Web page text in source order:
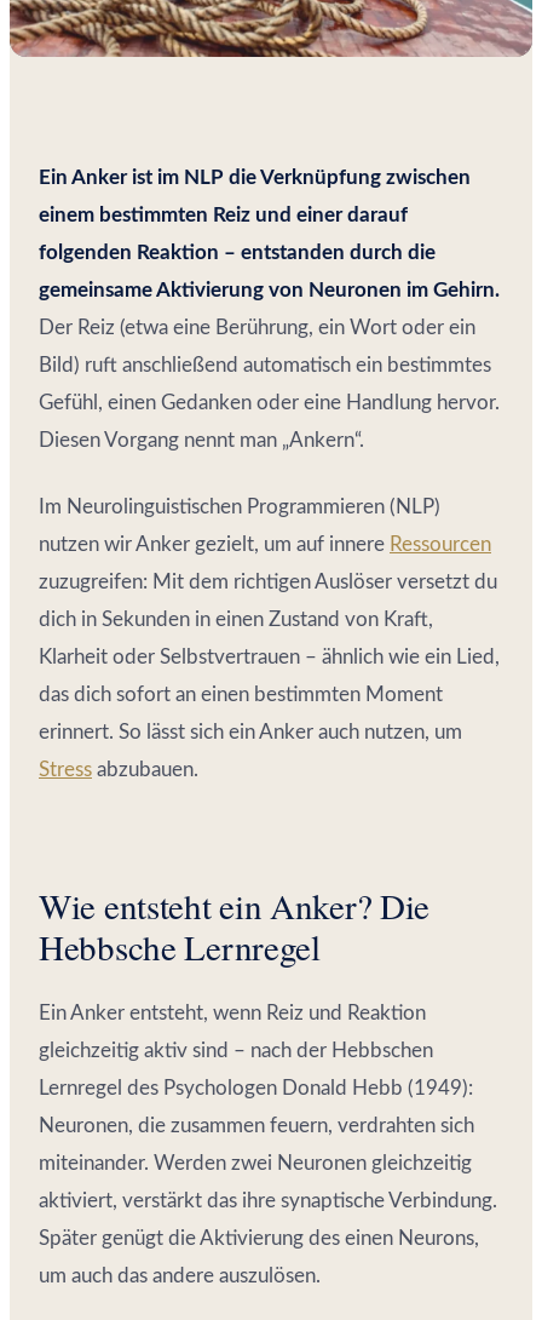
Ein Anker ist im NLP die Verknüpfung zwischen
einem bestimmten Reiz und einer darauf
folgenden Reaktion – entstanden durch die
gemeinsame Aktivierung von Neuronen im Gehirn.
Der Reiz (etwa eine Berührung, ein Wort oder ein
Bild) ruft anschließend automatisch ein bestimmtes
Gefühl, einen Gedanken oder eine Handlung hervor.
Diesen Vorgang nennt man „Ankern“.
Im Neurolinguistischen Programmieren (NLP)
nutzen wir Anker gezielt, um auf innere Ressourcen
zuzugreifen: Mit dem richtigen Auslöser versetzt du
dich in Sekunden in einen Zustand von Kraft,
Klarheit oder Selbstvertrauen – ähnlich wie ein Lied,
das dich sofort an einen bestimmten Moment
erinnert. So lässt sich ein Anker auch nutzen, um
Stress abzubauen.
Wie entsteht ein Anker? Die
Hebbsche Lernregel
Ein Anker entsteht, wenn Reiz und Reaktion
gleichzeitig aktiv sind – nach der Hebbschen
Lernregel des Psychologen Donald Hebb (1949):
Neuronen, die zusammen feuern, verdrahten sich
miteinander. Werden zwei Neuronen gleichzeitig
aktiviert, verstärkt das ihre synaptische Verbindung.
Später genügt die Aktivierung des einen Neurons,
um auch das andere auszulösen.